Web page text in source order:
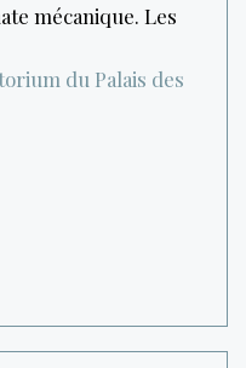
mécanique. Les
du Palais des